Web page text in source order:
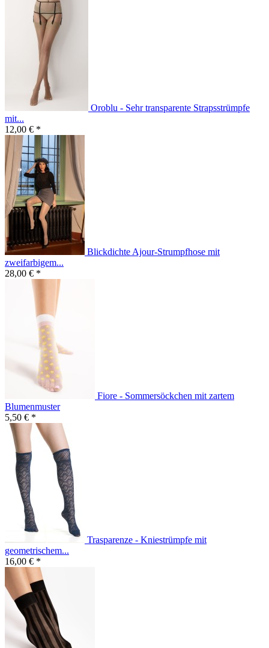
Oroblu - Sehr transparente Strapsstrümpfe
mit...
12,00 € *
Blickdichte Ajour-Strumpfhose mit
zweifarbigem...
28,00 € *
Fiore - Sommersöckchen mit zartem
Blumenmuster
5,50 € *
Trasparenze - Kniestrümpfe mit
geometrischem...
16,00 € *